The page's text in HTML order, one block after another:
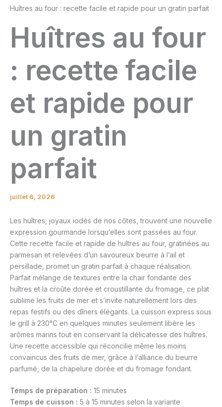
Huîtres au four : recette facile et rapide pour un gratin parfait
Huîtres au four
: recette facile
et rapide pour
un gratin
parfait
juillet 6, 2026
Les huîtres, joyaux iodés de nos côtes, trouvent une nouvelle
expression gourmande lorsqu’elles sont passées au four.
Cette recette facile et rapide de huîtres au four, gratinées au
parmesan et relevées d’un savoureux beurre à l’ail et
persillade, promet un gratin parfait à chaque réalisation.
Parfait mélange de textures entre la chair fondante des
huîtres et la croûte dorée et croustillante du fromage, ce plat
sublime les fruits de mer et s’invite naturellement lors des
repas festifs ou des dîners élégants. La cuisson express sous
le grill à 230°C en quelques minutes seulement libère les
arômes marins tout en conservant la délicatesse des huîtres.
Une recette accessible qui réconcilie même les moins
convaincus des fruits de mer, grâce à l’alliance du beurre
parfumé, de la chapelure dorée et du fromage fondant.
Temps de préparation : 15 minutes
Temps de cuisson : 5 à 15 minutes selon la variante